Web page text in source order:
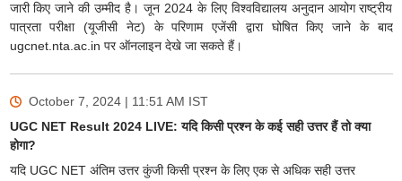
जारी किए जाने की उम्मीद है। जून 2024 के लिए विश्वविद्यालय अनुदान आयोग राष्ट्रीय
पात्रता परीक्षा (यूजीसी नेट) के परिणाम एजेंसी द्वारा घोषित किए जाने के बाद
ugcnet.nta.ac.in पर ऑनलाइन देखे जा सकते हैं।
October 7, 2024 | 11:51 AM IST
UGC NET Result 2024 LIVE: यदि किसी प्रश्न के कई सही उत्तर हैं तो क्या
होगा?
यदि UGC NET अंतिम उत्तर कुंजी किसी प्रश्न के लिए एक से अधिक सही उत्तर